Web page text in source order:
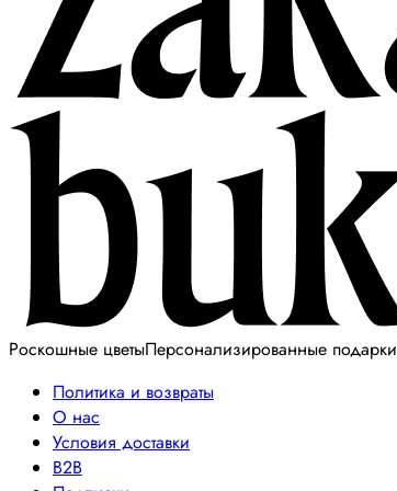
Роскошные цветыПерсонализированные подарки
Политика и возвраты
О нас
Условия доставки
B2B